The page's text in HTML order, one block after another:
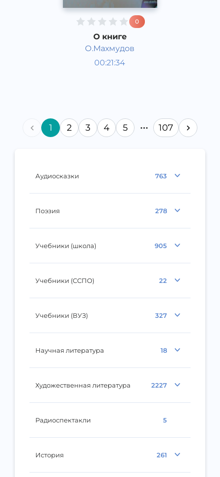
Аудиосказки 763
Поэзия 278
Учебники (школа) 905
Учебники (ССПО) 22
Учебники (ВУЗ) 327
Научная литература 18
Художественная литература 2227
Радиоспектакли 5
История 261
0
О книге
О.Махмудов
00:21:34
Пособия для детей
1 2 3 4 5 107